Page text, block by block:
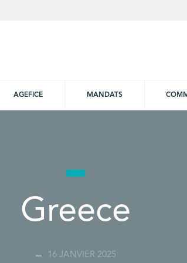
AGEFICE MANDATS
Greece
16 JANVIER 2025